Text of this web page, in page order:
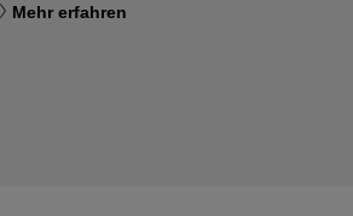
Mehr erfahren